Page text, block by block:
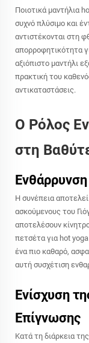
Ποιοτικά μαντήλια
συχνό πλύσιμο και
αντιστέκονται στη
απορροφητικότητα
αξιόπιστο μαντήλι
πρακτική του
αντικαταστάσεις.
Ο Ρόλος
στη
Η συνέπεια
ασκούμενους του
αποτελέσουν
πετσέτα για hot
ένα πιο καθαρό,
αυτή συσχέτιση
Ενίσχυση
Επίγνωσης
Κατά τη διάρκεια